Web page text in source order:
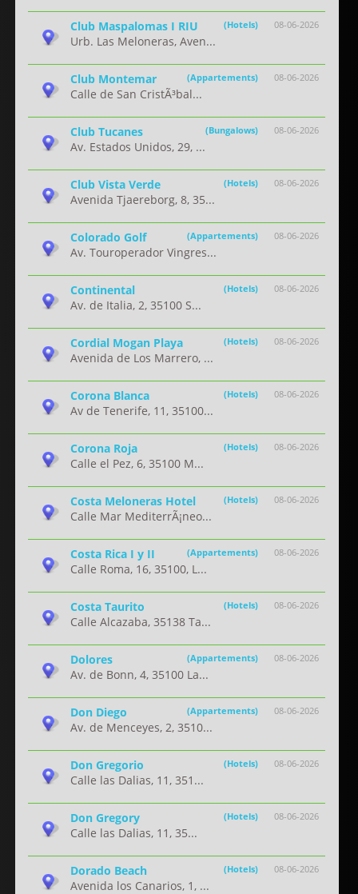
08-06-2026
Club Maspalomas I RIU (Hotels)
Urb. Las Meloneras, Aven...
08-06-2026
Club Montemar (Appartements)
Calle de San CristÃ³bal...
08-06-2026
Club Tucanes (Bungalows)
Av. Estados Unidos, 29, ...
08-06-2026
Club Vista Verde (Hotels)
Avenida Tjaereborg, 8, 35...
08-06-2026
Colorado Golf (Appartements)
Av. Touroperador Vingres...
08-06-2026
Continental (Hotels)
Av. de Italia, 2, 35100 S...
08-06-2026
Cordial Mogan Playa (Hotels)
Avenida de Los Marrero, ...
08-06-2026
Corona Blanca (Hotels)
Av de Tenerife, 11, 35100...
08-06-2026
Corona Roja (Hotels)
Calle el Pez, 6, 35100 M...
08-06-2026
Costa Meloneras Hotel (Hotels)
Calle Mar MediterrÃ¡neo...
08-06-2026
Costa Rica I y II (Appartements)
Calle Roma, 16, 35100, L...
08-06-2026
Costa Taurito (Hotels)
Calle Alcazaba, 35138 Ta...
08-06-2026
Dolores (Appartements)
Av. de Bonn, 4, 35100 La...
08-06-2026
Don Diego (Appartements)
Av. de Menceyes, 2, 3510...
08-06-2026
Don Gregorio (Hotels)
Calle las Dalias, 11, 351...
08-06-2026
Don Gregory (Hotels)
Calle las Dalias, 11, 35...
08-06-2026
Dorado Beach (Hotels)
Avenida los Canarios, 1, ...